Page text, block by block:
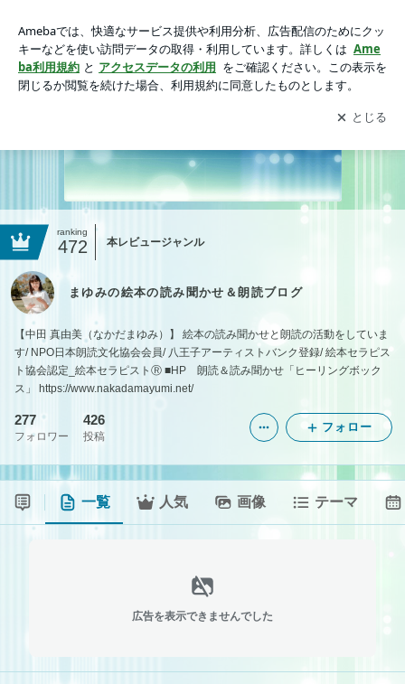
アプリをダウンロードして ブログの更新通知
を受け取りまし
ょう。
開く
ranking
472 本レビュージャンル
まゆみの絵本の読み聞かせ＆朗読ブログ
【中田 真由美（なかだまゆみ）】 絵本の読み聞かせと朗読の活動をしていま
す/ NPO日本朗読文化協会会員/ 八王子アーティストバンク登録/ 絵本セラピス
ト協会認定_絵本セラピストⓇ ■HP 朗読＆読み聞かせ「ヒーリングボック
ス」 https://www.nakadamayumi.net/
277
フォロワー
426
投稿
フォロー
一覧 人気 画像 テーマ
広告を表示できませんでした